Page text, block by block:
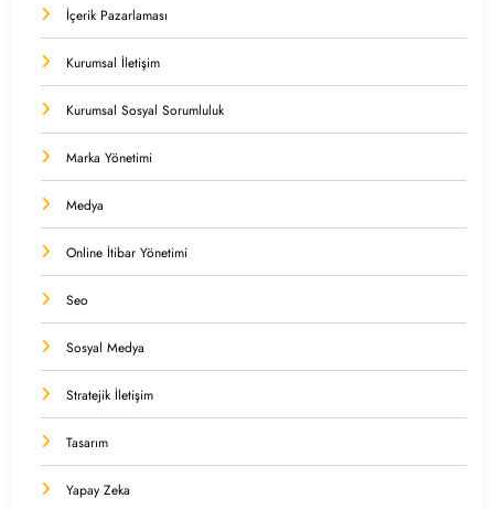
İçerik Pazarlaması
Kurumsal İletişim
Kurumsal Sosyal Sorumluluk
Marka Yönetimi
Medya
Online İtibar Yönetimi
Seo
Sosyal Medya
Stratejik İletişim
Tasarım
Yapay Zeka